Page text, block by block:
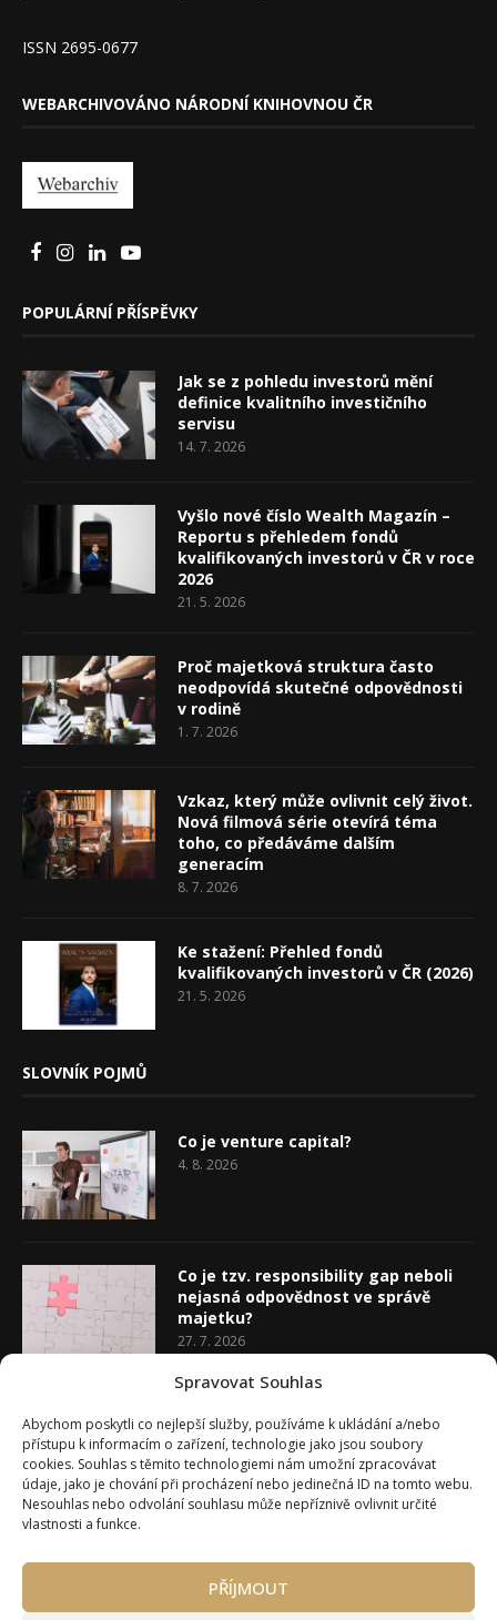
Spravovat Souhlas
Abychom poskytli co nejlepší služby, používáme k ukládání a/nebo
přístupu k informacím o zařízení, technologie jako jsou soubory
cookies. Souhlas s těmito technologiemi nám umožní zpracovávat
údaje, jako je chování při procházení nebo jedinečná ID na tomto webu.
Nesouhlas nebo odvolání souhlasu může nepříznivě ovlivnit určité
vlastnosti a funkce.
PŘÍJMOUT
ISSN 2695-0677
WEBARCHIVOVÁNO NÁRODNÍ KNIHOVNOU ČR
POPULÁRNÍ PŘÍSPĚVKY
Jak se z pohledu investorů mění
definice kvalitního investičního
servisu
14. 7. 2026
Vyšlo nové číslo Wealth Magazín –
Reportu s přehledem fondů
kvalifikovaných investorů v ČR v roce
2026
21. 5. 2026
Proč majetková struktura často
neodpovídá skutečné odpovědnosti
v rodině
1. 7. 2026
Vzkaz, který může ovlivnit celý život.
Nová filmová série otevírá téma
toho, co předáváme dalším
generacím
8. 7. 2026
Ke stažení: Přehled fondů
kvalifikovaných investorů v ČR (2026)
21. 5. 2026
SLOVNÍK POJMŮ
Co je venture capital?
4. 8. 2026
Co je tzv. responsibility gap neboli
nejasná odpovědnost ve správě
majetku?
27. 7. 2026
20. 7. 2026
O Wealth Magazínu Můj účet
Kontakty
Máte zájem o spolupráci?